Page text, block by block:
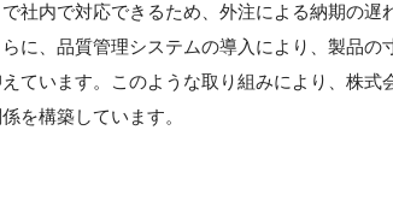
社内で対応できるため、外注による納期の遅
に、品質管理システムの導入により、製品の
ています。このような取り組みにより、株式
を構築しています。